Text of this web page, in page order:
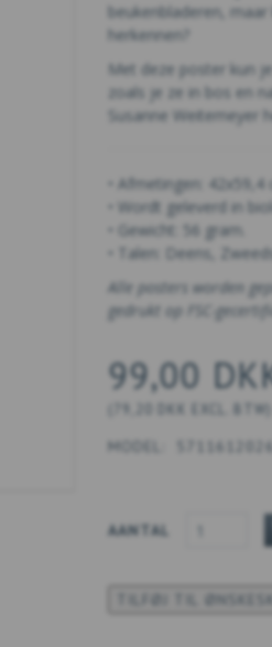
beukenbladeren,
herkennen?
Met deze poster kun
zoals je ze in bos en
Susanne Weitemeyer
• Afmetingen: 42x59,4
• Wordt geleverd in
• Gewicht: 56 gram.
• Talen: Deens,
Alle posters worden
gedrukt op FSC-
99,00
79,20 DKK EXCL. BTW
MODEL:
AANTAL
TILFØJ TIL